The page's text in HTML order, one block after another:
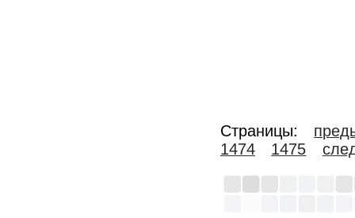
Страницы:
1474
1475